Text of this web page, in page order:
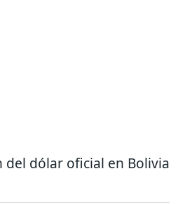
del dólar oficial en Bolivia